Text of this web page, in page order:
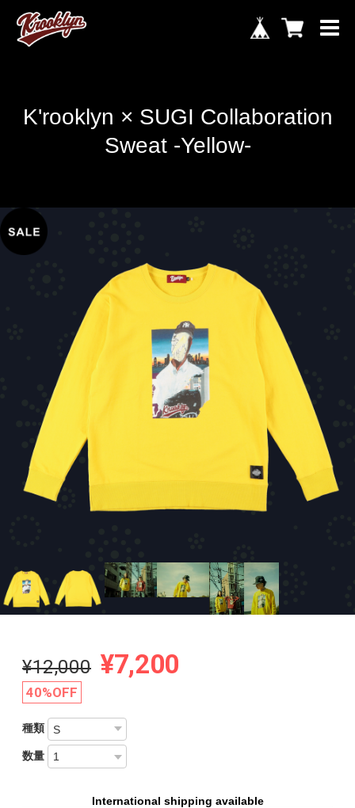
K'rooklyn × SUGI Collaboration
Sweat -Yellow-
¥12,000 ¥7,200
40%OFF
種類
数量
International shipping available